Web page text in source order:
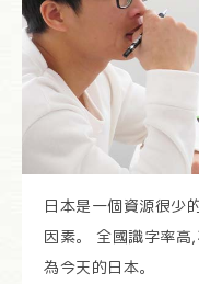
日本是一個資源很少
因素。 全國識字率高
為今天的日本。